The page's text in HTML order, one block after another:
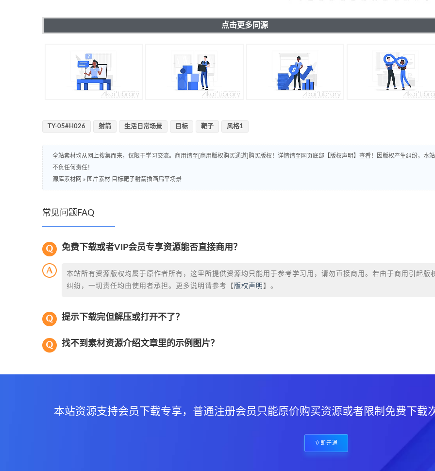
点击更多同源
TY-05#H026 射箭 生活日常场景 目标 靶子 风格1
全站素材均从网上搜集而来，仅限于学习交流。商用请至[商用版权购买通道]购买版权！详情请至网页底部【版权声明】查看！因版权产生纠纷，本站
不负任何责任！
源库素材网 » 图片素材 目标靶子射箭插画扁平场景
常见问题FAQ
免费下载或者VIP会员专享资源能否直接商用？
本站所有资源版权均属于原作者所有，这里所提供资源均只能用于参考学习用，请勿直接商用。若由于商用引起版
纠纷，一切责任均由使用者承担。更多说明请参考【 版权声明 】。
提示下载完但解压或打开不了？
找不到素材资源介绍文章里的示例图片？
本站资源支持会员下载专享，普通注册会员只能原价购买资源或者限制免费下载
立即开通